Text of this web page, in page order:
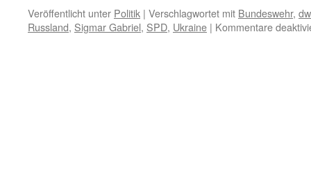
Veröffentlicht unter Politik | Verschlagwortet mit Bundeswehr,
Russland, Sigmar Gabriel, SPD, Ukraine | Kommentare